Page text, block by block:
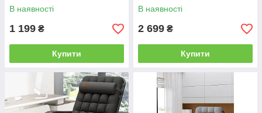
В наявності
1 199 ₴
Купити
В наявності
2 699 ₴
Купити